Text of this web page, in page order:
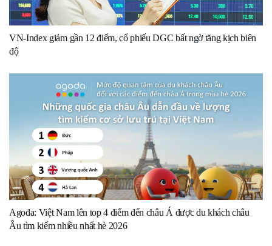
VN-Index giảm gần 12 điểm, cổ phiếu DGC bất ngờ tăng kịch biên
độ
Agoda: Việt Nam lên top 4 điểm đến châu Á được du khách châu
Âu tìm kiếm nhiều nhất hè 2026